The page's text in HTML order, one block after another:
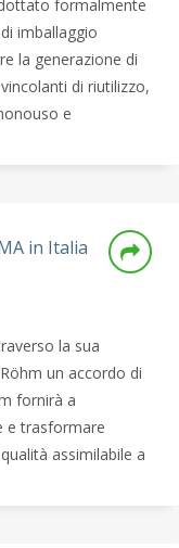
formalmente
imballaggio
la generazione di
di riutilizzo,
e
in Italia
la sua
un accordo di
fornirà a
e trasformare
assimilabile a